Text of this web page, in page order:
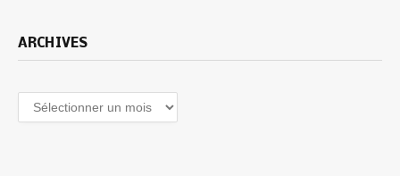
ARCHIVES
Archives